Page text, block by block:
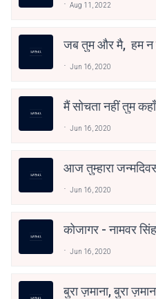
Aug 11, 2022
जब तुम और मै, हम न
Jun 16, 2020
मैं सोचता नहीं तुम कहाँ
Jun 16, 2020
आज तुम्हारा
Jun 16, 2020
कोजागर - नामवर सिंह
Jun 16, 2020
बुरा ज़माना, बुरा